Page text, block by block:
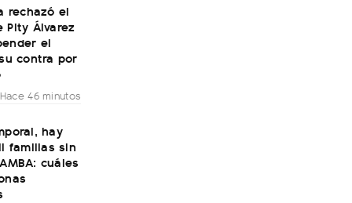
rechazó el
Pity Álvarez
el
contra por
Hace 46 minutos
hay
familias sin
cuáles